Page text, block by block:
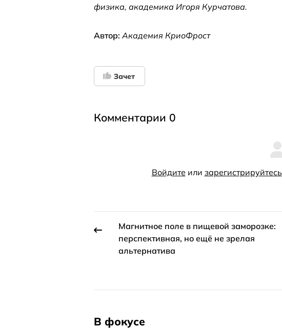
физика, академика Игоря Курчатова.
Автор:Академия КриоФрост
Зачет
Комментарии 0
Войдите или зарегистрируйтесь
Магнитное поле в пищевой заморозке:
перспективная, но ещё не зрелая
альтернатива
В фокусе